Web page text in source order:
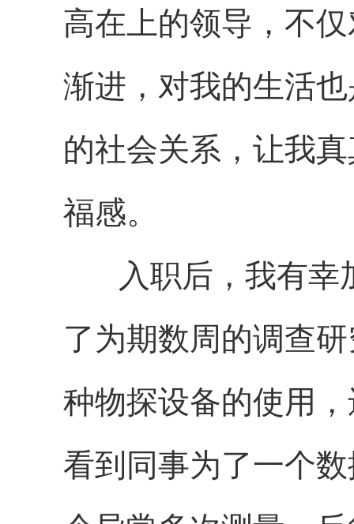
高在上的领导，不
渐进，对我的生活
的社会关系，让我
福感。
入职后，我有幸
了为期数周的调查
种物探设备的使用
看到同事为了一个